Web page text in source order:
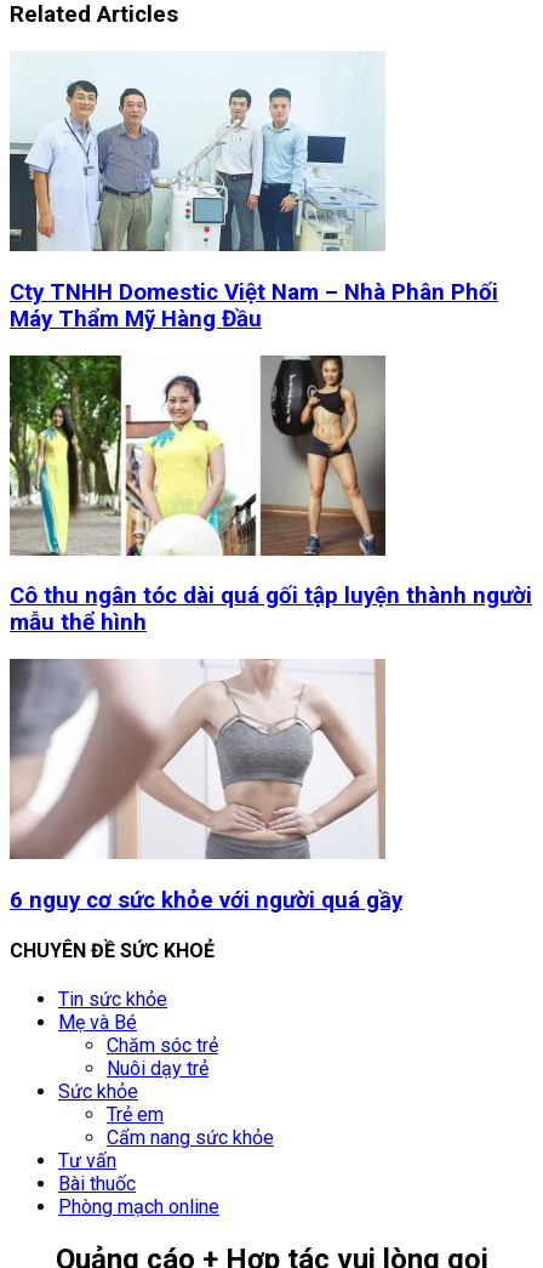
Related Articles
Cty TNHH Domestic Việt Nam – Nhà Phân Phối
Máy Thẩm Mỹ Hàng Đầu
Cô thu ngân tóc dài quá gối tập luyện thành người
mẫu thể hình
6 nguy cơ sức khỏe với người quá gầy
CHUYÊN ĐỀ SỨC KHOẺ
Tin sức khỏe
Mẹ và Bé
Chăm sóc trẻ
Nuôi dạy trẻ
Sức khỏe
Trẻ em
Cẩm nang sức khỏe
Tư vấn
Bài thuốc
Phòng mạch online
Quảng cáo + Hợp tác vui lòng gọi